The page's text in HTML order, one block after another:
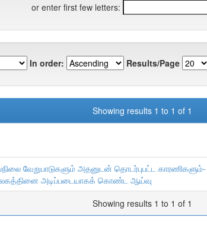
or enter first few letters:
In order: Results/Page
Showing results 1 to 1 of 1
வேறுபாடுகளும் அதனுடன் தொடர்புபட்ட காரணிகளும்-
அடிப்படையாகக் கொண்ட ஆய்வு
Showing results 1 to 1 of 1